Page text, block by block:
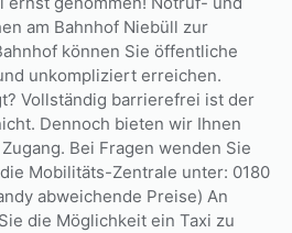
am Bahnhof Niebüll zur
können Sie öffentliche
unkompliziert erreichen.
Vollständig barrierefrei ist der
Dennoch bieten wir Ihnen
Bei Fragen wenden Sie
Mobilitäts-Zentrale unter: 0180
abweichende Preise) An
die Möglichkeit ein Taxi zu